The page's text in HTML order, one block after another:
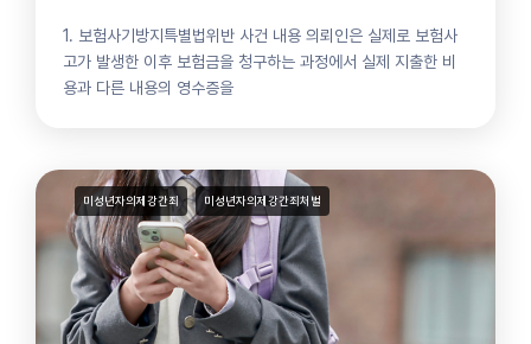
1. 보험사기방지특별법위반 사건 내용 의뢰인은 실제로 보험사
고가 발생한 이후 보험금을 청구하는 과정에서 실제 지출한 비
용과 다른 내용의 영수증을
미성년자의제강간죄 미성년자의제강간죄처벌